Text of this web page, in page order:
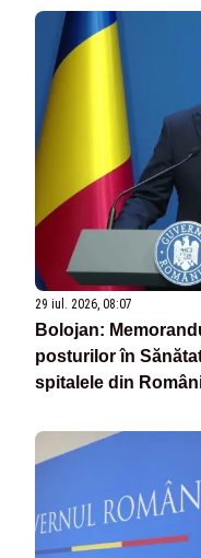
29 iul. 2026, 08:07
Bolojan:
posturilor în
spitalele din